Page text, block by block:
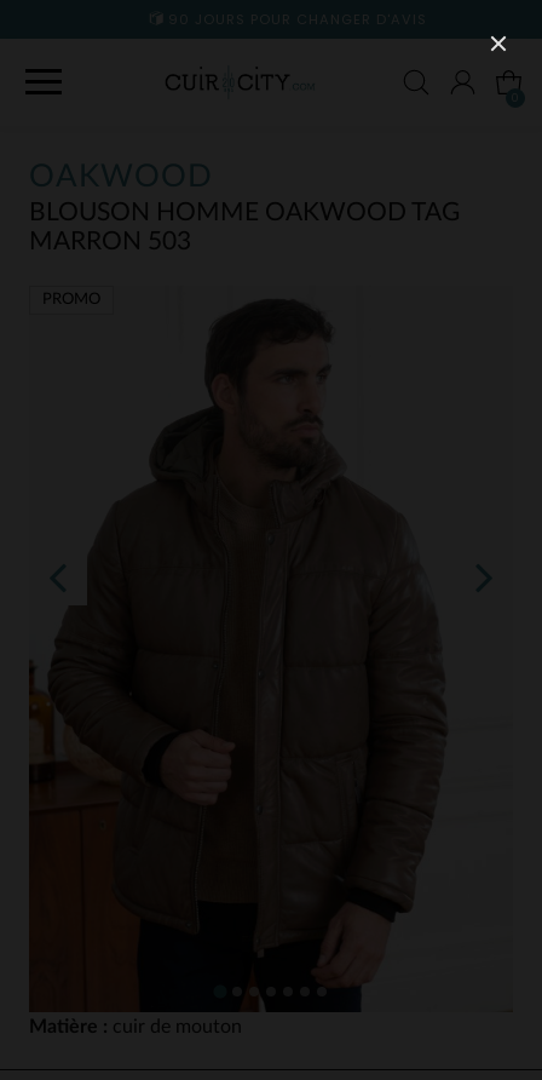
90 JOURS POUR CHANGER D'AVIS
OAKWOOD
BLOUSON HOMME OAKWOOD TAG
MARRON 503
PROMO
Matière : cuir de mouton